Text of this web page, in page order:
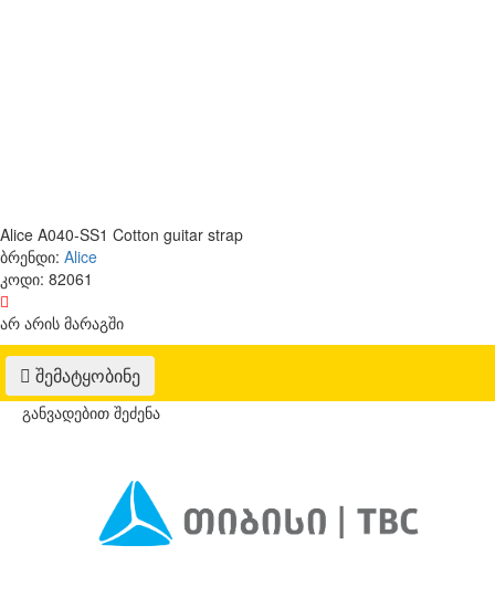
Alice A040-SS1 Cotton guitar strap
ბრენდი: Alice
კოდი: 82061
არ არის მარაგში
შემატყობინე
განვადებით შეძენა